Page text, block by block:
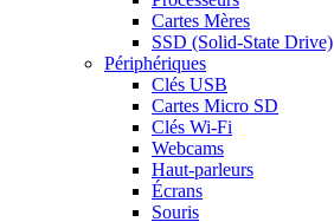
Cartes Mères
SSD (Solid-State Drive)
Périphériques
Clés USB
Cartes Micro SD
Clés Wi-Fi
Webcams
Haut-parleurs
Écrans
Souris